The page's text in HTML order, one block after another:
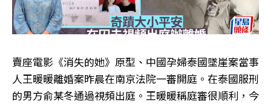
賣座電影《消失的她》原型、中國孕婦泰國墜崖案當事
人王暖暖離婚案昨晨在南京法院一審開庭。在泰國服刑
的男方俞某冬通過視頻出庭。王暖暖稱庭審很順利，今